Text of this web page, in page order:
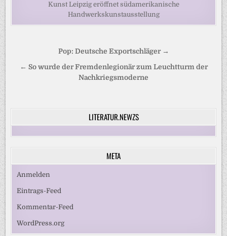
Kunst Leipzig eröffnet südamerikanische
Handwerkskunstausstellung
Beitragsnavigation
Pop: Deutsche Exportschläger →
← So wurde der Fremdenlegionär zum Leuchtturm der
Nachkriegsmoderne
LITERATUR.NEWZS
META
Anmelden
Eintrags-Feed
Kommentar-Feed
WordPress.org